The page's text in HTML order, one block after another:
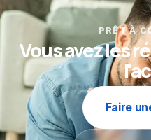
PRÊT À
Vous avez les
Faire